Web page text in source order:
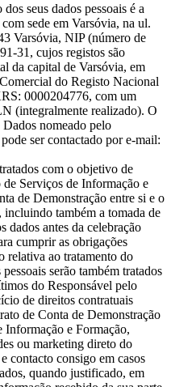
seus dados pessoais é a
sede em Varsóvia, na ul.
Varsóvia, NIP (número de
31, cujos registos são
da capital de Varsóvia, em
do Registo Nacional
0000204776, com um
(integralmente realizado). O
nomeado pelo
ser contactado por e-mail:
com o objetivo de
Serviços de Informação e
de Demonstração entre si e o
também a tomada de
dados antes da celebração
cumprir as obrigações
relativa ao tratamento do
serão também tratados
do Responsável pelo
de direitos contratuais
de Conta de Demonstração
Informação e Formação,
ou marketing direto do
contacto consigo em casos
quando justificado, em